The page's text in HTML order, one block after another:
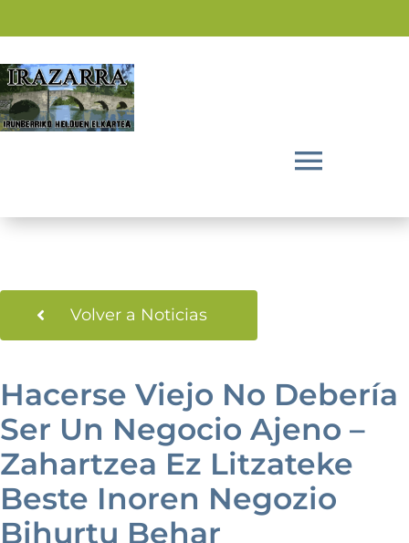
al
contenido
La Asociación
Galería
Contacto
Volver a Noticias
Hacerse Viejo No Debería
Ser Un Negocio Ajeno –
Zahartzea Ez Litzateke
Beste Inoren Negozio
Bihurtu Behar